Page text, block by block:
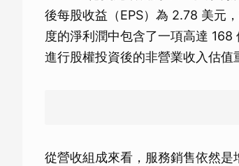
後每股收益（EPS）為 2.78 美元
度的淨利潤中包含了一項高達
進行股權投資後的非營業收入估值
從營收組成來看，服務銷售依然是